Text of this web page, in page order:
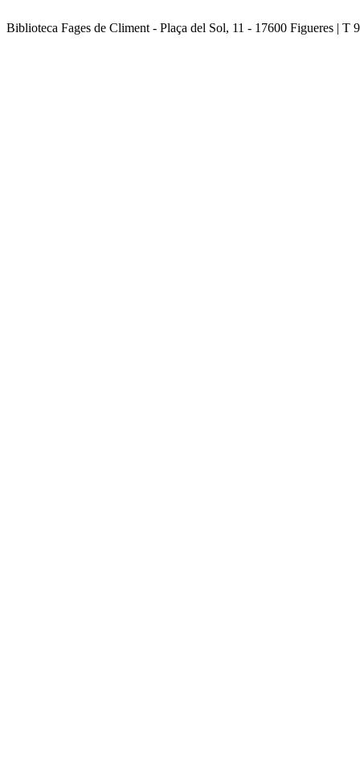
Biblioteca Fages de Climent - Plaça del Sol, 11 - 17600 Figueres |